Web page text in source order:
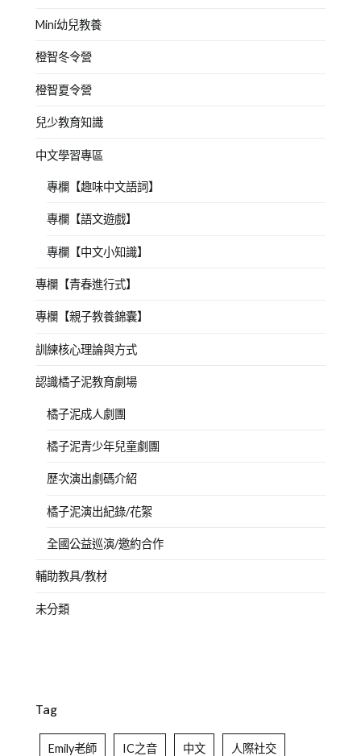
Mini幼兒教養
橙智冬令營
橙智夏令營
兒少教育知識
中文學習專區
專欄【趣味中文語詞】
專欄【語文遊戲】
專欄【中文小知識】
專欄【青春進行式】
專欄【親子教養錦囊】
訓練核心理論與方式
認識橘子泥教育劇場
橘子泥成人劇團
橘子泥青少年兒童劇團
歷次演出劇碼介紹
橘子泥演出紀錄/花絮
全國公益巡演/邀約合作
輔助教具/教材
未分類
Tag
Emily老師 IC之音 中文 人際社交